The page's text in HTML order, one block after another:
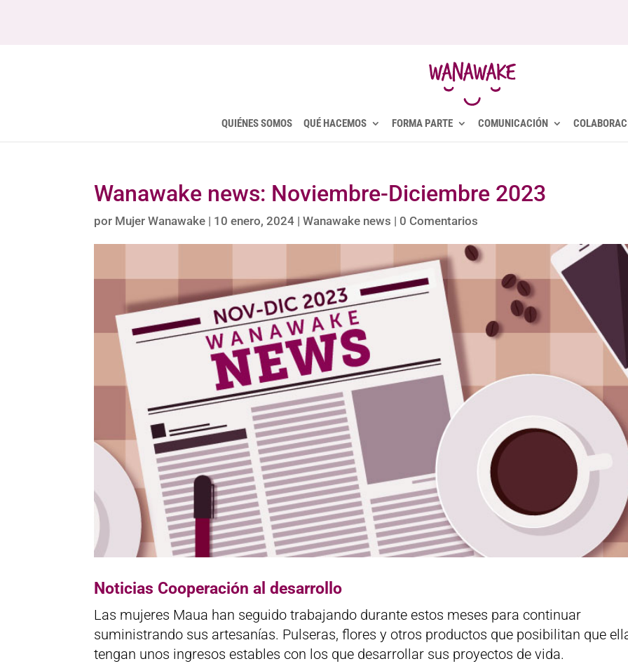
QUIÉNES SOMOS QUÉ HACEMOS FORMA PARTE COMUNICACIÓN
Wanawake news: Noviembre-Diciembre 2023
por Mujer Wanawake | 10 enero, 2024 |Wanawake news | 0 Comentarios
Noticias Cooperación al desarrollo
Las mujeres Maua han seguido trabajando durante estos meses para continuar
suministrando sus artesanías. Pulseras, flores y otros productos que posibilitan que
tengan unos ingresos estables con los que desarrollar sus proyectos de vida.